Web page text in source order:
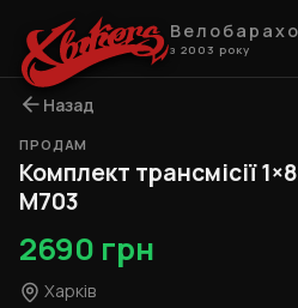
з 2003 року
Назад
ПРОДАМ
Комплект трансмісії
M703
2690 грн
Харків